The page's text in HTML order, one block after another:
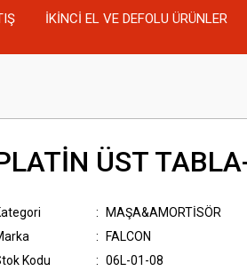
İKİNCİ EL VE DEFOLU ÜRÜNLER
ÜST
MAŞA&AMORTİSÖR
FALCON
Kodu
06L-01-08